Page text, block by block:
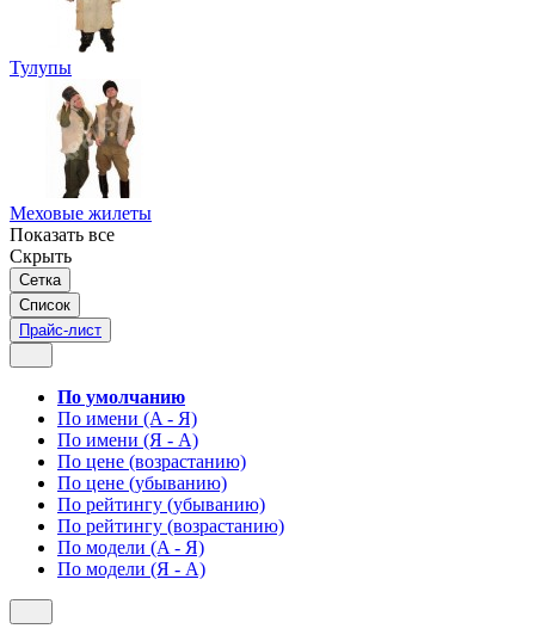
Тулупы
Меховые жилеты
Показать все
Скрыть
Сетка
Список
Прайс-лист
По умолчанию
По имени (A - Я)
По имени (Я - A)
По цене (возрастанию)
По цене (убыванию)
По рейтингу (убыванию)
По рейтингу (возрастанию)
По модели (A - Я)
По модели (Я - A)